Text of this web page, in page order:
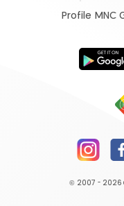
Profile MNC
© 2007 - 2026